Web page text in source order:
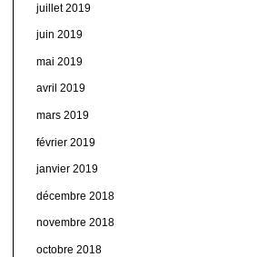
juillet 2019
juin 2019
mai 2019
avril 2019
mars 2019
février 2019
janvier 2019
décembre 2018
novembre 2018
octobre 2018